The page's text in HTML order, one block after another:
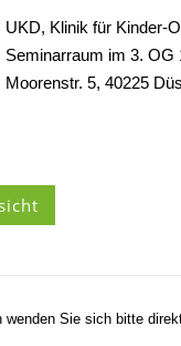
UKD, Klinik für Kinder-
Seminarraum im 3. OG
Moorenstr. 5, 40225
wenden Sie sich bitte